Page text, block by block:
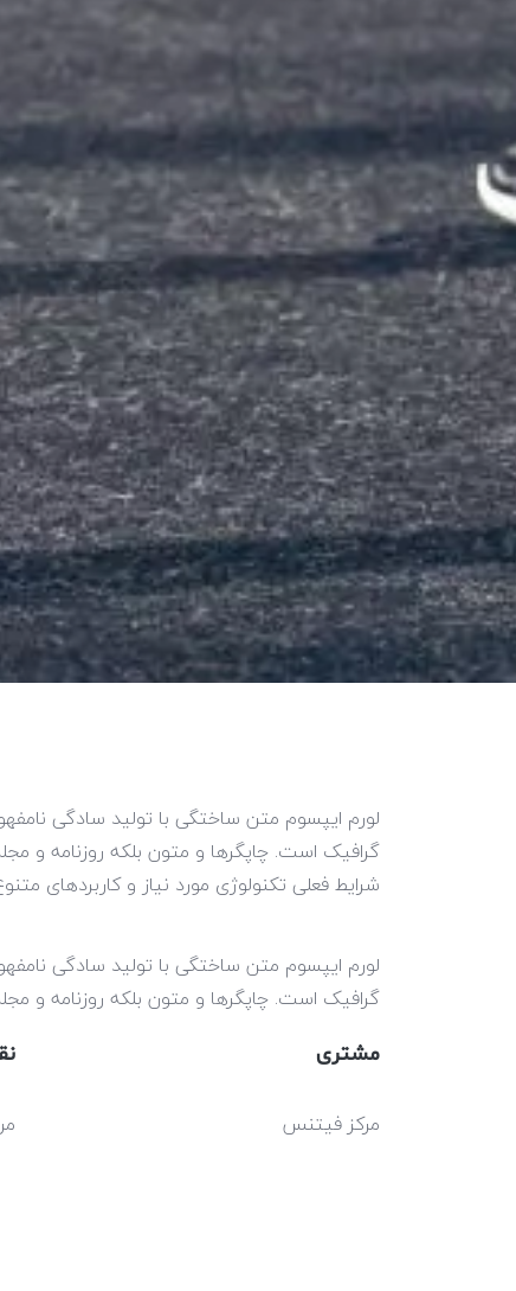
لورم ایپسوم متن ساختگی با تولید سادگی
گرافیک است. چاپگرها و متون بلکه روزنامه و
شرایط فعلی تکنولوژی مورد نیاز و کاربردهای
لورم ایپسوم متن ساختگی با تولید سادگی
گرافیک است. چاپگرها و متون بلکه روزنامه و
مشتری
مرکز فیتنس